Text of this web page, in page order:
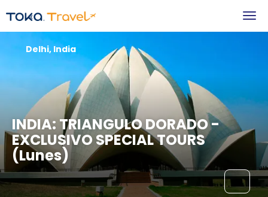
INDIA: TRIANGULO DORADO -
EXCLUSIVO SPECIAL TOURS
(Lunes)
Delhi, India